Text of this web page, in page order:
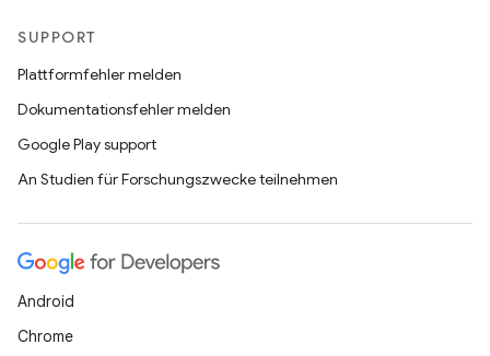
SUPPORT
Plattformfehler melden
Dokumentationsfehler melden
Google Play support
An Studien für Forschungszwecke teilnehmen
Android
Chrome